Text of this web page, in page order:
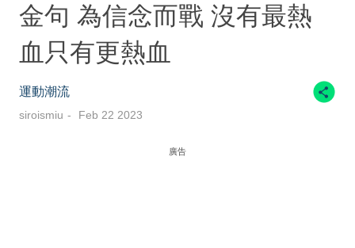
金句 為信念而戰 沒有最熱
血只有更熱血
運動潮流
siroismiu Feb 22 2023
廣告